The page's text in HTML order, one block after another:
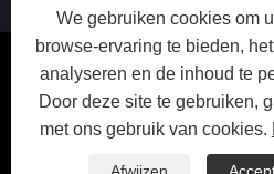
Copyright © 2023 Dongguan
Co.,Ltd. Alle rechten
Sitemap RSS
We gebruiken cookies om
browse-ervaring te bieden,
analyseren en de inhoud te
Door deze site te gebruiken,
met ons gebruik van cookies.